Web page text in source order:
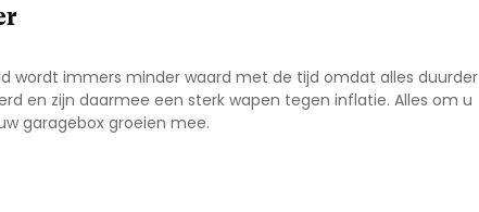
wordt immers minder waard met de tijd omdat alles duurder
en zijn daarmee een sterk wapen tegen inflatie. Alles om u
garagebox groeien mee.